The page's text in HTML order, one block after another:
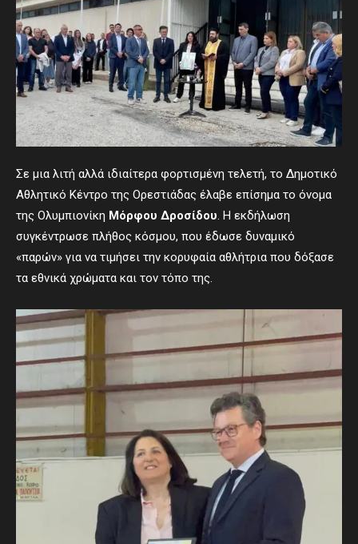
Σε μια λιτή αλλά ιδιαίτερα φορτισμένη τελετή, το Δημοτικό
Αθλητικό Κέντρο της Ορεστιάδας έλαβε επίσημα το όνομα
της Ολυμπιονίκη Μόρφου Δροσίδου. Η εκδήλωση
συγκέντρωσε πλήθος κόσμου, που έδωσε δυναμικό
«παρών» για να τιμήσει την κορυφαία αθλήτρια που δόξασε
τα εθνικά χρώματα και τον τόπο της.